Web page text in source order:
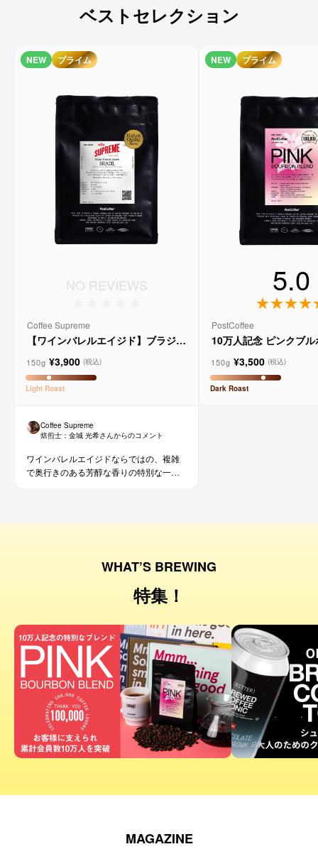
ベストセレクション
NEW プライム
NO REVIEWS
Coffee Supreme
【ワインバレルエイジド】ブラジル
ョ
150g ¥3,900 (税込)
Light Roast
Coffee Supreme
焙煎士： 金城 光希さんからのコメント
ワインバレルエイジドならではの、複雑
で奥行きのある芳醇な香りの特別な一杯
NEW プライム
5.0
PostCoffee
10万人記念 ピンクブ
150g ¥3,500 (税込)
Dark Roast
WHAT’S BREWING
特集！
MAGAZINE